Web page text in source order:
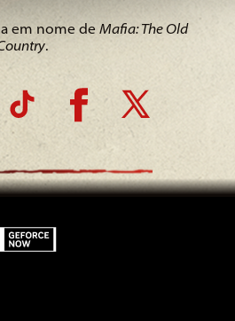
em nome de Mafia: The Old
.